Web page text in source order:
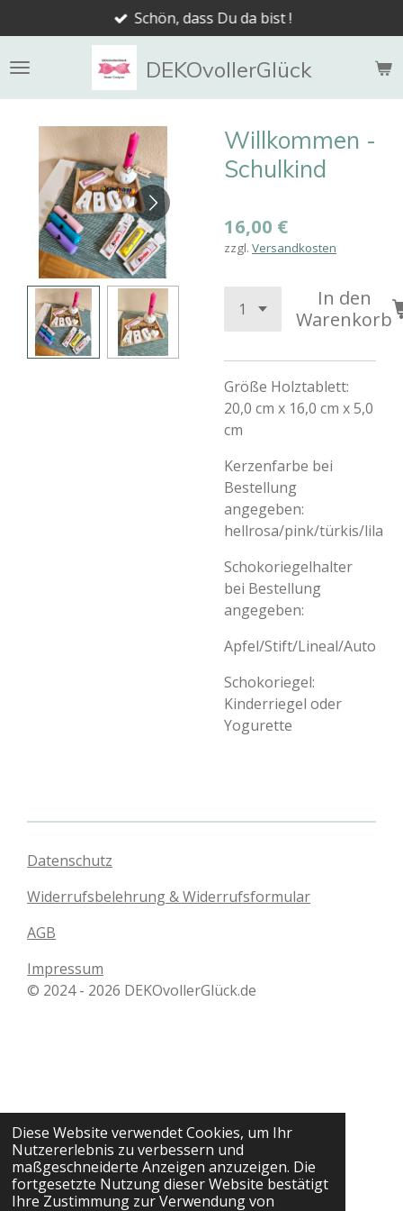
Diese Website verwendet Cookies, um Ihr
Nutzererlebnis zu verbessern und
maßgeschneiderte Anzeigen anzuzeigen. Die
fortgesetzte Nutzung dieser Website bestätigt
Ihre Zustimmung zur Verwendung von
Hauptinhalt
springen
DEKOvollerGlück
Schön, dass Du da bist !
Willkommen -
Schulkind
16,00 €
zzgl. Versandkosten
In den
Warenkorb
Größe Holztablett:
20,0 cm x 16,0 cm x 5,0
cm
Kerzenfarbe bei
Bestellung
angegeben:
hellrosa/pink/türkis/lila
Schokoriegelhalter
bei Bestellung
angegeben:
Apfel/Stift/Lineal/Auto
Schokoriegel:
Kinderriegel oder
Yogurette
Datenschutz
Widerrufsbelehrung & Widerrufsformular
AGB
Impressum
© 2024 - 2026 DEKOvollerGlück.de